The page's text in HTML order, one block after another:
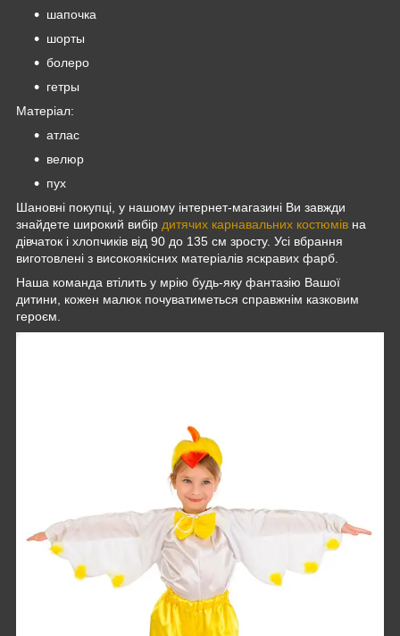
шапочка
шорты
болеро
гетры
Матеріал:
атлас
велюр
пух
Шановні покупці, у нашому інтернет-магазині Ви завжди
знайдете широкий вибір дитячих карнавальних костюмів на
дівчаток і хлопчиків від 90 до 135 см зросту. Усі вбрання
виготовлені з високоякісних матеріалів яскравих фарб.
Наша команда втілить у мрію будь-яку фантазію Вашої
дитини, кожен малюк почуватиметься справжнім казковим
героєм.